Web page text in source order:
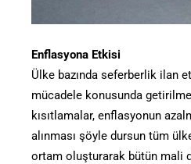
Enflasyona Etkisi
Ülke bazında seferberlik ilan
mücadele konusunda
kısıtlamalar, enflasyonun
alınması şöyle dursun tüm
ortam oluşturarak bütün mali